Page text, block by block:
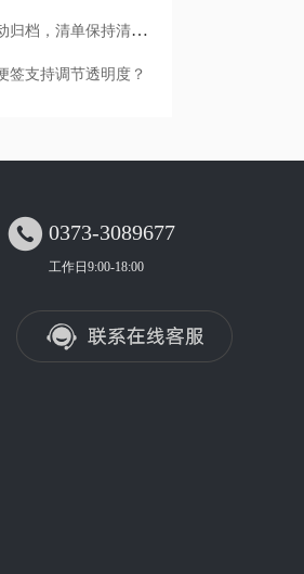
哪款记录工具支持打卡完成后自动归档，清单保持清爽？
签支持调节透明度？
 0373-3089677
工作日9:00-18:00